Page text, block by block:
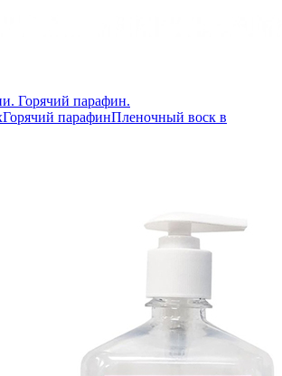
Горячий парафин.
Горячий парафинПленочный воск в